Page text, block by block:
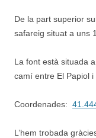
De la part superior
safareig situat a uns
La font està situada
camí entre El Papiol i
Coordenades:
L’hem trobada